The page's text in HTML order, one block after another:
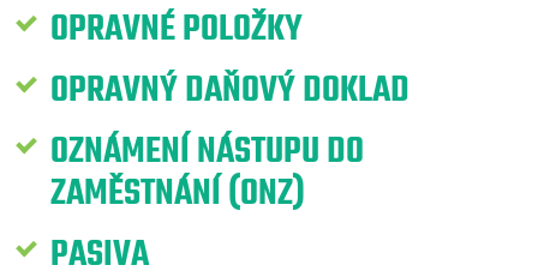
OPRAVNÉ POLOŽKY
OPRAVNÝ DAŇOVÝ DOKLAD
OZNÁMENÍ NÁSTUPU DO
ZAMĚSTNÁNÍ (ONZ)
PASIVA